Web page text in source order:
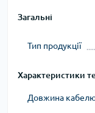
Загальні
Тип продукції
Характеристики
Довжина